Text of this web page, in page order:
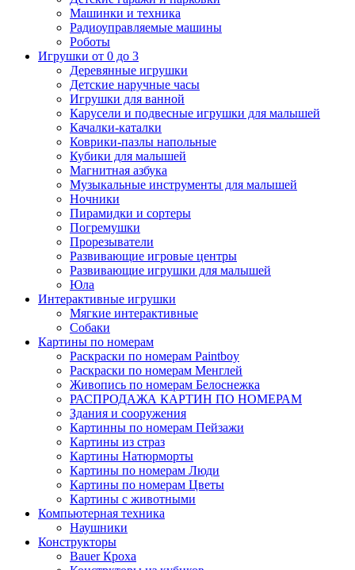
Машинки и техника
Радиоуправляемые машины
Роботы
Игрушки от 0 до 3
Деревянные игрушки
Детские наручные часы
Игрушки для ванной
Карусели и подвесные игрушки для малышей
Качалки-каталки
Коврики-пазлы напольные
Кубики для малышей
Магнитная азбука
Музыкальные инструменты для малышей
Ночники
Пирамидки и сортеры
Погремушки
Прорезыватели
Развивающие игровые центры
Развивающие игрушки для малышей
Юла
Интерактивные игрушки
Мягкие интерактивные
Собаки
Картины по номерам
Раскраски по номерам Paintboy
Раскраски по номерам Менглей
Живопись по номерам Белоснежка
РАСПРОДАЖА КАРТИН ПО НОМЕРАМ
Здания и сооружения
Картинны по номерам Пейзажи
Картины из страз
Картины Натюрморты
Картины по номерам Люди
Картины по номерам Цветы
Картины с животными
Компьютерная техника
Наушники
Конструкторы
Bauer Кроха